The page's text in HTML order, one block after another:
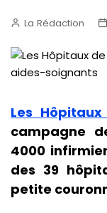
La Rédaction
Les
campagne
4000
des 39
petite